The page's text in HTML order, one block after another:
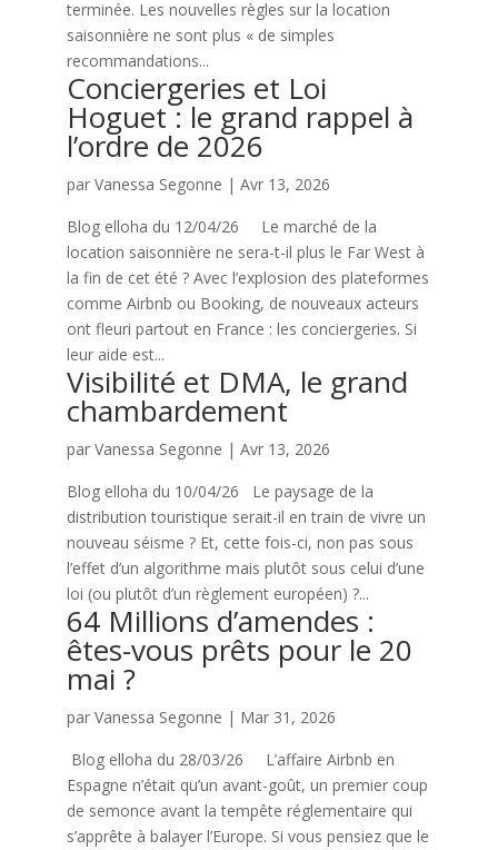
terminée. Les nouvelles règles sur la location
saisonnière ne sont plus « de simples
recommandations...
Conciergeries et Loi
Hoguet : le grand rappel à
l’ordre de 2026
par Vanessa Segonne | Avr 13, 2026
Blog elloha du 12/04/26 Le marché de la
location saisonnière ne sera-t-il plus le Far West à
la fin de cet été ? Avec l’explosion des plateformes
comme Airbnb ou Booking, de nouveaux acteurs
ont fleuri partout en France : les conciergeries. Si
leur aide est...
Visibilité et DMA, le grand
chambardement
par Vanessa Segonne | Avr 13, 2026
Blog elloha du 10/04/26 Le paysage de la
distribution touristique serait-il en train de vivre un
nouveau séisme ? Et, cette fois-ci, non pas sous
l’effet d’un algorithme mais plutôt sous celui d’une
loi (ou plutôt d’un règlement européen) ?...
64 Millions d’amendes :
êtes-vous prêts pour le 20
mai ?
par Vanessa Segonne | Mar 31, 2026
Blog elloha du 28/03/26 L’affaire Airbnb en
Espagne n’était qu’un avant-goût, un premier coup
de semonce avant la tempête réglementaire qui
s’apprête à balayer l’Europe. Si vous pensiez que le